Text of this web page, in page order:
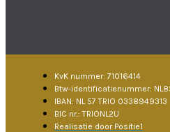
KvK nummer: 71016414
Btw-identificatienummer:
IBAN: NL 57 TRIO 0338949313
BIC nr.: TRIONL2U
Realisatie door Positie1